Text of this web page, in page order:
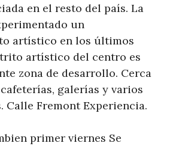
en el resto del país. La
un
artístico en los últimos
artístico del centro es
zona de desarrollo. Cerca
galerías y varios
Calle Fremont Experiencia.
primer viernes Se